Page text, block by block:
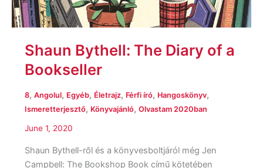
Shaun Bythell: The Diary of a
Bookseller
8, Angolul, Egyéb, Életrajz, Férfi író, Hangoskönyv,
Ismeretterjesztő, Könyvajánló, Olvastam 2020ban
June 1, 2020
Shaun Bythell-ről és a könyvesboltjáról még Jen
Campbell: The Bookshop Book című kötetében